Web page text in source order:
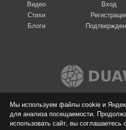
Мы используем файлы cookie и
для анализа посещаемости.
использовать сайт, вы соглашаетесь
Видео
Стихи
Блоги
Вход
© 2009-2026 Я-
Музыкальный сайт